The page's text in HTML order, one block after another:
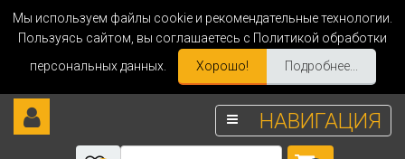
Мы используем файлы cookie и рекомендательные технологии.
Пользуясь сайтом, вы соглашаетесь с Политикой обработки
персональных данных.
Хорошо! Подробнее...
НАВИГАЦИЯ